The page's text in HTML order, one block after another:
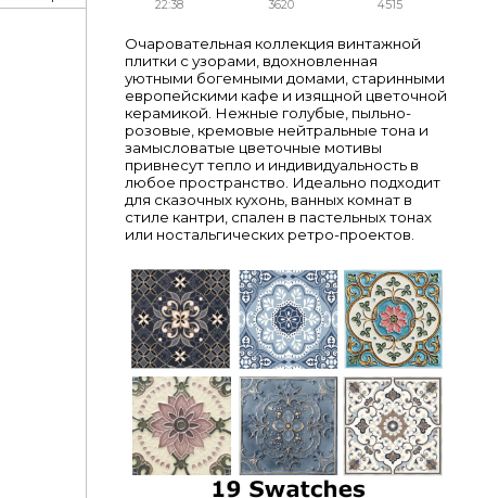
22:38
3620
4515
Очаровательная коллекция винтажной
плитки с узорами, вдохновленная
уютными богемными домами, старинными
европейскими кафе и изящной цветочной
керамикой. Нежные голубые, пыльно-
розовые, кремовые нейтральные тона и
замысловатые цветочные мотивы
привнесут тепло и индивидуальность в
любое пространство. Идеально подходит
для сказочных кухонь, ванных комнат в
стиле кантри, спален в пастельных тонах
или ностальгических ретро-проектов.